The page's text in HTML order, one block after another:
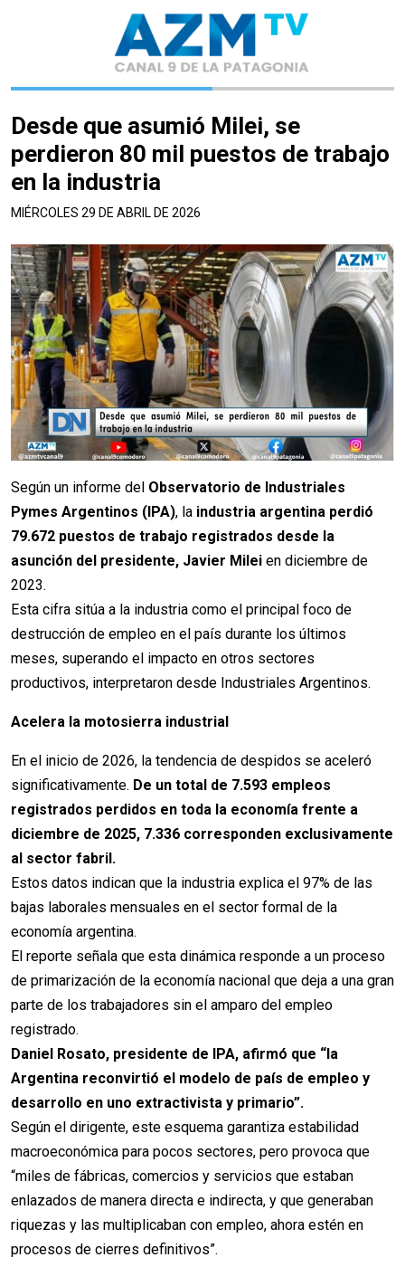
Desde que asumió Milei, se
perdieron 80 mil puestos de trabajo
en la industria
MIÉRCOLES 29 DE ABRIL DE 2026
Según un informe del Observatorio de Industriales
Pymes Argentinos (IPA), la industria argentina perdió
79.672 puestos de trabajo registrados desde la
asunción del presidente, Javier Milei en diciembre de
2023.
Esta cifra sitúa a la industria como el principal foco de
destrucción de empleo en el país durante los últimos
meses, superando el impacto en otros sectores
productivos, interpretaron desde Industriales Argentinos.
Acelera la motosierra industrial
En el inicio de 2026, la tendencia de despidos se aceleró
significativamente. De un total de 7.593 empleos
registrados perdidos en toda la economía frente a
diciembre de 2025, 7.336 corresponden exclusivamente
al sector fabril.
Estos datos indican que la industria explica el 97% de las
bajas laborales mensuales en el sector formal de la
economía argentina.
El reporte señala que esta dinámica responde a un proceso
de primarización de la economía nacional que deja a una gran
parte de los trabajadores sin el amparo del empleo
registrado.
Daniel Rosato, presidente de IPA, afirmó que “la
Argentina reconvirtió el modelo de país de empleo y
desarrollo en uno extractivista y primario”.
Según el dirigente, este esquema garantiza estabilidad
macroeconómica para pocos sectores, pero provoca que
“miles de fábricas, comercios y servicios que estaban
enlazados de manera directa e indirecta, y que generaban
riquezas y las multiplicaban con empleo, ahora estén en
procesos de cierres definitivos”.